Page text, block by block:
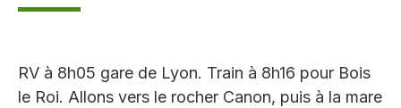
RV à 8h05 gare de Lyon. Train à 8h16 pour Bois
le Roi. Allons vers le rocher Canon, puis à la mare